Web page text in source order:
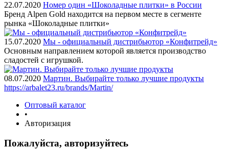
22.07.2020 Номер один «Шоколадные плитки» в России
Бренд Alpen Gold находится на первом месте в сегменте
рынка «Шоколадные плитки»
15.07.2020 Мы - официальный дистрибьютор «Конфитрейд»
Основным направлением которой является производство
сладостей с игрушкой.
08.07.2020 Мартин. Выбирайте только лучшие продукты
https://arbalet23.ru/brands/Martin/
Оптовый каталог
•
Авторизация
Пожалуйста, авторизуйтесь